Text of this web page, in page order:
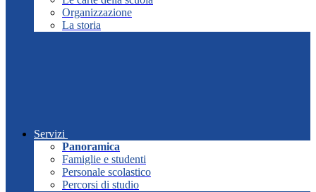
Organizzazione
La storia
Servizi
Panoramica
Famiglie e studenti
Personale scolastico
Percorsi di studio